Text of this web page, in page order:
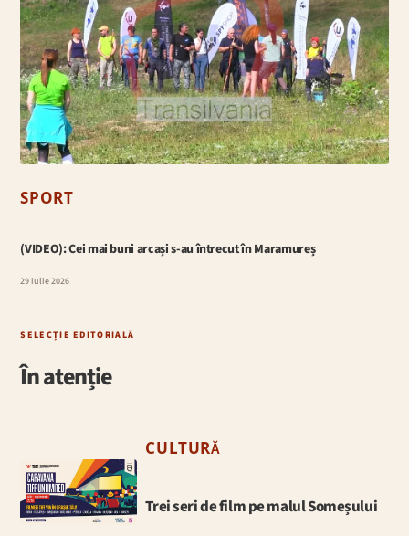
SPORT
(VIDEO): Cei mai buni arcași s-au întrecut în Maramureș
29 iulie 2026
SELECȚIE EDITORIALĂ
În atenție
CULTURĂ
Trei seri de film pe malul Someșului